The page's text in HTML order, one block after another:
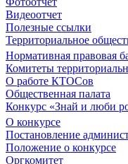
Видеоотчет
Полезные ссылки
Территориальное
Нормативная правовая
Комитеты
О работе КТОСов
Общественная палата
Конкурс «Знай и люби
О конкурсе
Постановление
Положение о конкурсе
Оргкомитет